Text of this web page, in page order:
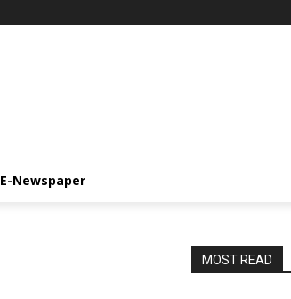
E-Newspaper
MOST READ